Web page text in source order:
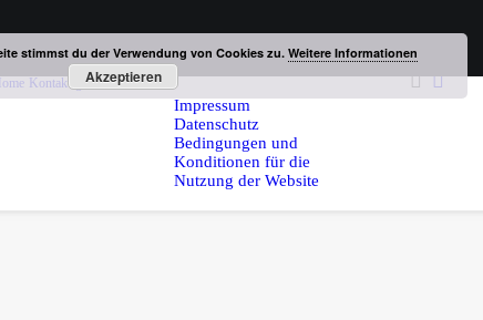
Home Kontakt gesetzliches
Impressum
Datenschutz
Bedingungen und
Konditionen für die
Nutzung der Website
stimmst du der Verwendung von Cookies zu. Weitere Informationen
Akzeptieren